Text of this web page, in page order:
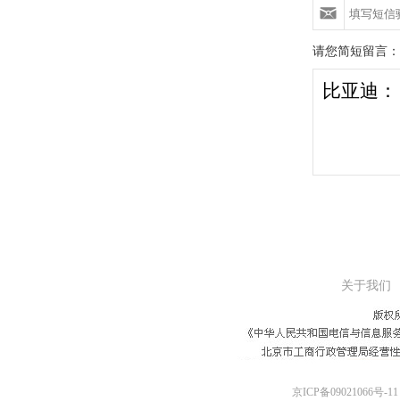
请您简短留言：
关于我们
京ICP备09021066号-11